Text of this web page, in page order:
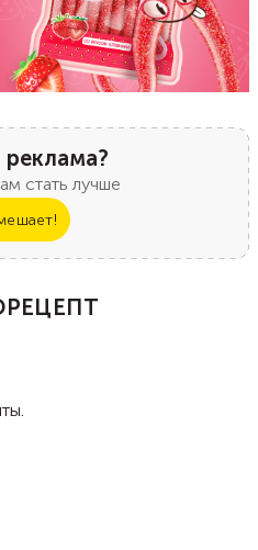
стать лучше